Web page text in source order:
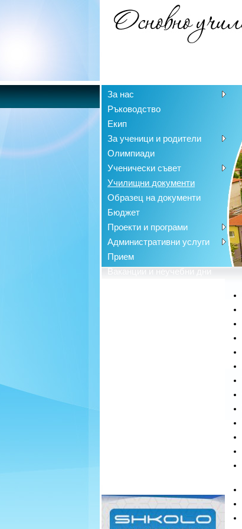
За нас
Ръководство
Екип
За ученици и родители
Олимпиади
Ученически съвет
Училищни документи
Образец на документи
Бюджет
Проекти и програми
Административни услуги
Прием
Ваканции и неучебни дни